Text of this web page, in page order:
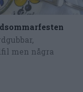
men några